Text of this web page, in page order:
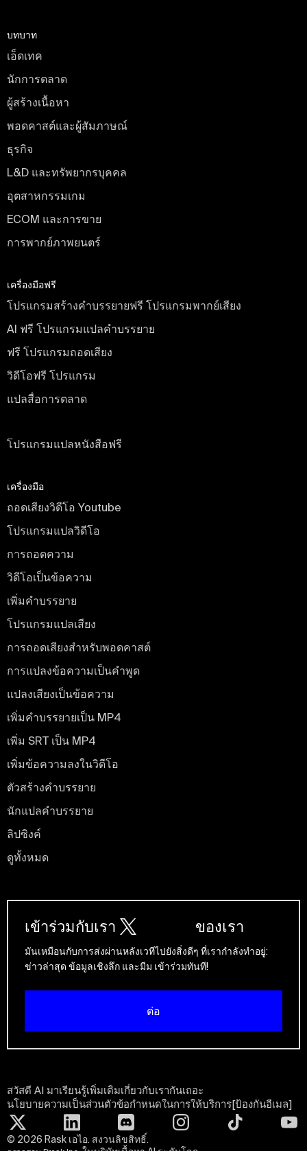
บทบาท
เอ็ดเทค
นักการตลาด
ผู้สร้างเนื้อหา
พอดคาสต์และผู้สัมภาษณ์
ธุรกิจ
L&D และทรัพยากรบุคคล
อุตสาหกรรมเกม
ECOM และการขาย
การพากย์ภาพยนตร์
เครื่องมือฟรี
โปรแกรมสร้างคำบรรยายฟรี โปรแกรมพากย์เสียง
AI ฟรี โปรแกรมแปลคำบรรยาย
ฟรี โปรแกรมถอดเสียง
วิดีโอฟรี โปรแกรม
แปลสื่อการตลาด
โปรแกรมแปลหนังสือฟรี
เครื่องมือ
ถอดเสียงวิดีโอ Youtube
โปรแกรมแปลวิดีโอ
การถอดความ
วิดีโอเป็นข้อความ
เพิ่มคําบรรยาย
โปรแกรมแปลเสียง
การถอดเสียงสําหรับพอดคาสต์
การแปลงข้อความเป็นคําพูด
แปลงเสียงเป็นข้อความ
เพิ่มคําบรรยายเป็น MP4
เพิ่ม SRT เป็น MP4
เพิ่มข้อความลงในวิดีโอ
ตัวสร้างคําบรรยาย
นักแปลคําบรรยาย
ลิปซิงค์
ดูทั้งหมด
เข้าร่วมกับเรา ของเรา
มันเหมือนกับการส่งผ่านหลังเวทีไปยังสิ่งดีๆ ที่เรากําลังทําอยู่:
ข่าวล่าสุด ข้อมูลเชิงลึก และมีม เข้าร่วมทันที!
ต่อ
© 2026 Rask เอไอ. สงวนลิขสิทธิ์.
สวัสดี AI มาเรียนรู้เพิ่มเติมเกี่ยวกับเรากันเถอะ
นโยบายความเป็นส่วนตัวข้อกําหนดในการให้บริการ[ป้องกันอีเมล]